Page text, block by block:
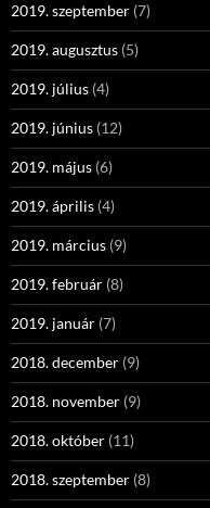
2019. szeptember (7)
2019. augusztus (5)
2019. július (4)
2019. június (12)
2019. május (6)
2019. április (4)
2019. március (9)
2019. február (8)
2019. január (7)
2018. december (9)
2018. november (9)
2018. október (11)
2018. szeptember (8)